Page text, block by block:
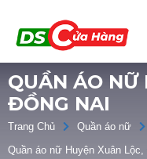
QUẦN ÁO NỮ
ĐỒNG NAI
Trang Chủ Quần áo nữ
Quần áo nữ Huyện Xuân Lộc,